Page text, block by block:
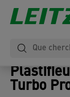
Turbo